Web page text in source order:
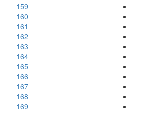
159
160
161
162
163
164
165
166
167
168
169